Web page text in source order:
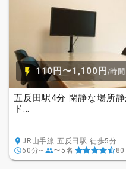
110円〜1,100円 /時間
五反田駅4分 閑静な場所
ド...
JR山手線 五反田駅 徒歩5分
60分~
〜5名 80